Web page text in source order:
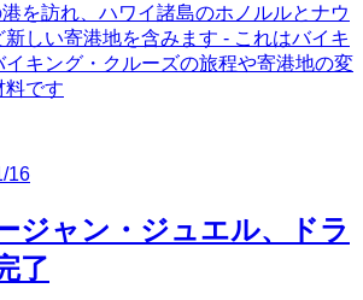
を訪れ、ハワイ諸島のホノルルとナウ
新しい寄港地を含みます - これはバイキ
イキング・クルーズの旅程や寄港地の変
料です
16
ジャン・ジュエル、ドラ
了